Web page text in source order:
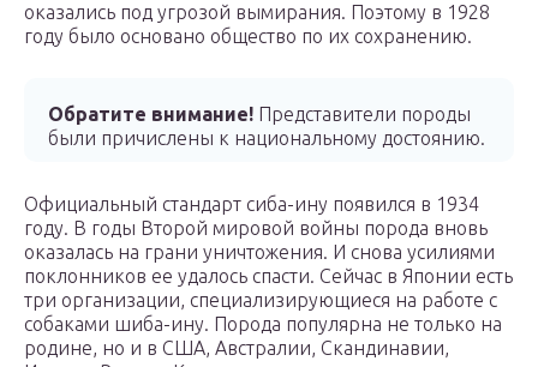
оказались под угрозой вымирания. Поэтому в 1928
году было основано общество по их сохранению.
Обратите внимание! Представители породы
были причислены к национальному достоянию.
Официальный стандарт сиба-ину появился в 1934
году. В годы Второй мировой войны порода вновь
оказалась на грани уничтожения. И снова усилиями
поклонников ее удалось спасти. Сейчас в Японии есть
три организации, специализирующиеся на работе с
собаками шиба-ину. Порода популярна не только на
родине, но и в США, Австралии, Скандинавии,